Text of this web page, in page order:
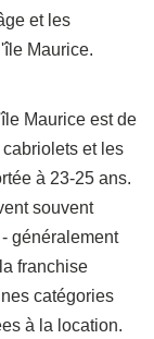
et les
Maurice.
Maurice est de
et les
à 23-25 ans.
souvent
généralement
franchise
catégories
à la location.